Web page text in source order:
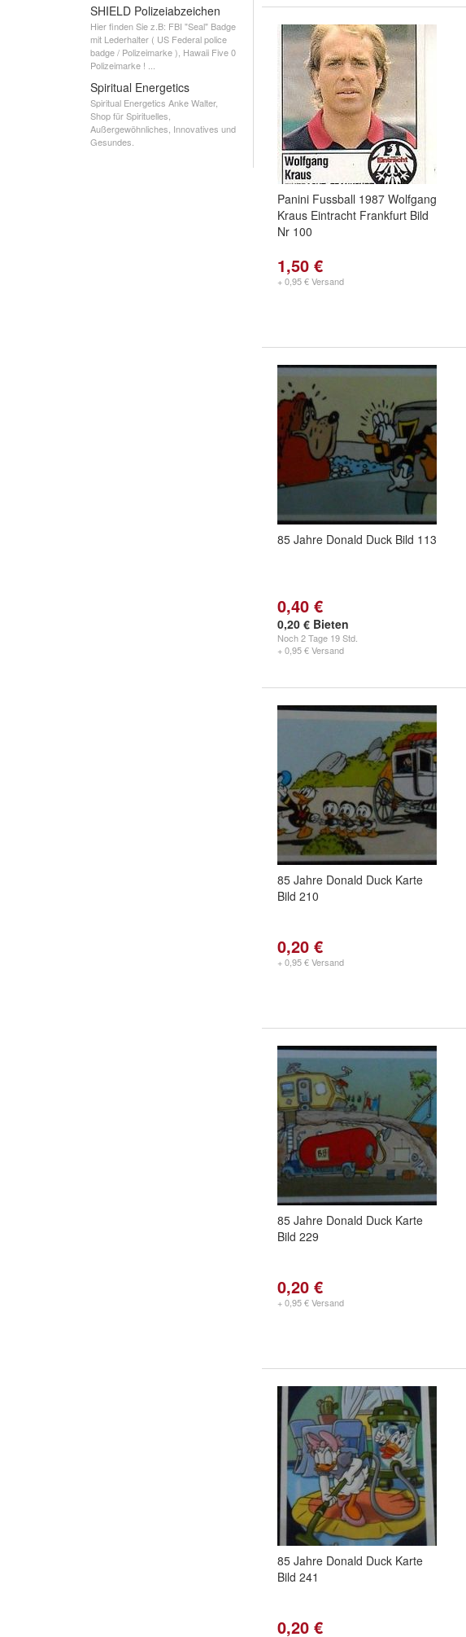
SHIELD Polizeiabzeichen
Hier finden Sie z.B: FBI "Seal" Badge
mit Lederhalter ( US Federal police
badge / Polizeimarke ), Hawaii Five 0
Polizeimarke ! ...
Spiritual Energetics
Spiritual Energetics Anke Walter,
Shop für Spirituelles,
Außergewöhnliches, Innovatives und
Gesundes.
Panini Fussball 1987 Wolfgang
Kraus Eintracht Frankfurt Bild
Nr 100
1,50 €
+ 0,95 € Versand
85 Jahre Donald Duck Bild 113
0,40 €
0,20 € Bieten
Noch2 Tage 19 Std.
+ 0,95 € Versand
85 Jahre Donald Duck Karte
Bild 210
0,20 €
+ 0,95 € Versand
85 Jahre Donald Duck Karte
Bild 229
0,20 €
+ 0,95 € Versand
85 Jahre Donald Duck Karte
Bild 241
0,20 €